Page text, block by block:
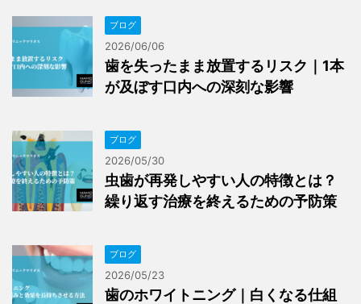
ブログ
2026/06/06
歯を失ったまま放置するリスク｜1本
が及ぼす口内への深刻な影響
ブログ
2026/05/30
虫歯が再発しやすい人の特徴とは？
繰り返す治療を終えるための予防策
ブログ
2026/05/23
歯のホワイトニング｜白くなる仕組